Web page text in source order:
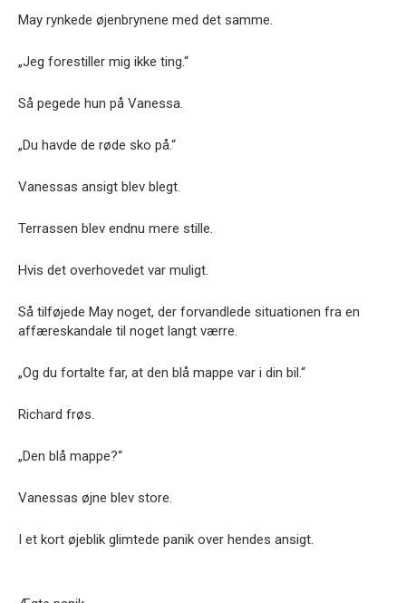
May rynkede øjenbrynene med det samme.
„Jeg forestiller mig ikke ting.“
Så pegede hun på Vanessa.
„Du havde de røde sko på.“
Vanessas ansigt blev blegt.
Terrassen blev endnu mere stille.
Hvis det overhovedet var muligt.
Så tilføjede May noget, der forvandlede situationen fra en
affæreskandale til noget langt værre.
„Og du fortalte far, at den blå mappe var i din bil.“
Richard frøs.
„Den blå mappe?“
Vanessas øjne blev store.
I et kort øjeblik glimtede panik over hendes ansigt.